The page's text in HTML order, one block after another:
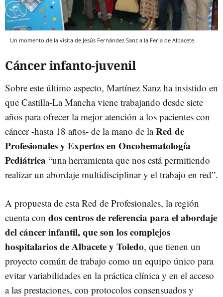
Un momento de la visita de Jesús Fernández Sanz a la Feria de Albacete.
Cáncer infanto-juvenil
Sobre este último aspecto, Martínez Sanz ha insistido en
que Castilla-La Mancha viene trabajando desde siete
años para ofrecer la mejor atención a los pacientes con
cáncer -hasta 18 años- de la mano de laRed de
Profesionales y Expertos en Oncohematología
Pediátrica “una herramienta que nos está permitiendo
realizar un abordaje multidisciplinar y el trabajo en red”.
A propuesta de esta Red de Profesionales, la región
cuenta con dos centros de referencia para el abordaje
del cáncer infantil, que son los complejos
hospitalarios de Albacete y Toledo, que tienen un
proyecto común de trabajo como un equipo único para
evitar variabilidades en la práctica clínica y en el acceso
a las prestaciones, con protocolos consensuados y